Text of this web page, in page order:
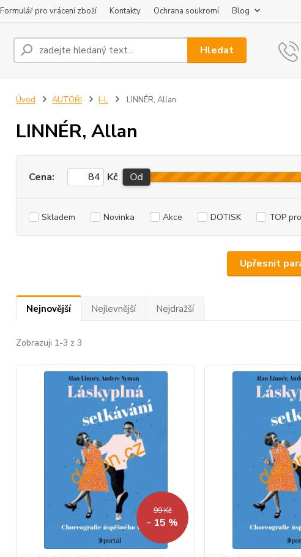
Formulář pro vrácení zboží Kontakty Ochrana soukromí Blog
Hledat
Úvod AUTOŘI I-L LINNÉR, Allan
LINNÉR, Allan
Upřesnit
Cena: Kč Od
Skladem Novinka Akce DOTISK TOP
Nejnovější Nejlevnější Nejdražší
Zobrazuji 1-3 z 3
99 Kč
- 15 %